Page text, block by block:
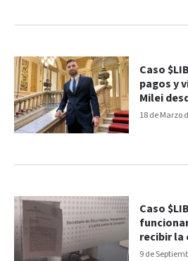
18 de Marzo
Caso
pagos y
Milei
9 de
Caso
recibir la
comisión